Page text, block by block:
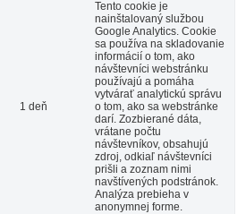
1 deň
Tento cookie je
nainštalovaný službou
Google Analytics. Cookie
sa používa na skladovanie
informácií o tom, ako
návštevníci webstránku
používajú a pomáha
vytvárať analytickú správu
o tom, ako sa webstránke
darí. Zozbierané dáta,
vrátane počtu
návštevníkov, obsahujú
zdroj, odkiaľ návštevníci
prišli a zoznam nimi
navštívených podstránok.
Analýza prebieha v
anonymnej forme.